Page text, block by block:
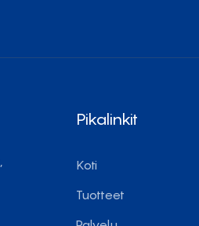
Pikalinkit
Koti
Tuotteet